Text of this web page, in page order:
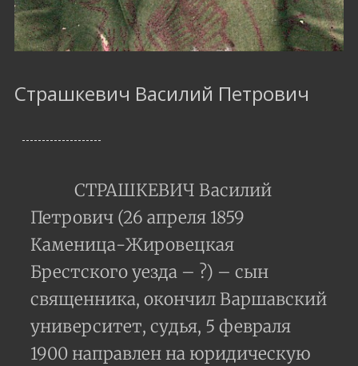
Страшкевич Василий Петрович
СТРАШКЕВИЧ Василий
Петрович (26 апреля 1859
Каменица-Жировецкая
Брестского уезда – ?) – сын
священника, окончил Варшавский
университет, судья, 5 февраля
1900 направлен на юридическую